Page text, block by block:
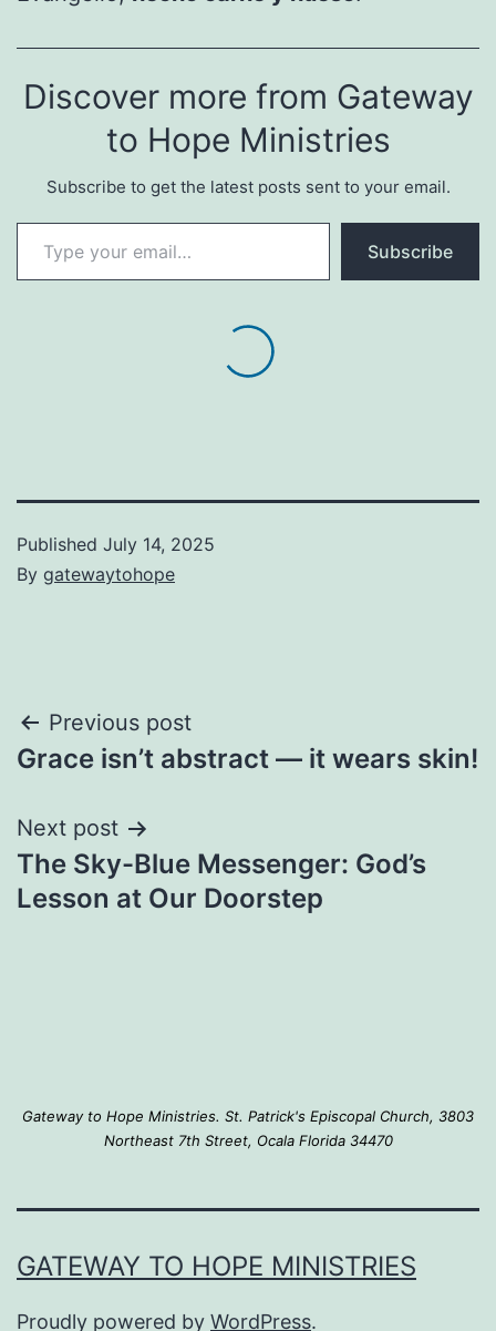
Discover more from Gateway
to Hope Ministries
Subscribe to get the latest posts sent to your email.
Type your email…
Subscribe
Published July 14, 2025
By gatewaytohope
Post
navigation
Previous post
Grace isn’t abstract — it wears skin!
Next post
The Sky-Blue Messenger: God’s
Lesson at Our Doorstep
Gateway to Hope Ministries. St. Patrick's Episcopal Church, 3803
Northeast 7th Street, Ocala Florida 34470
GATEWAY TO HOPE MINISTRIES
Proudly powered by WordPress.